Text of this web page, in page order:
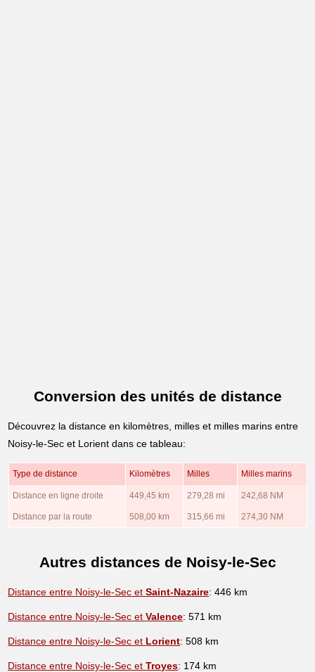
Conversion des unités de distance
Découvrez la distance en kilomètres, milles et milles marins entre
Noisy-le-Sec et Lorient dans ce tableau:
Type de distance Kilomètres Milles Milles marins
Distance en ligne droite 449,45 km 279,28 mi 242,68 NM
Distance par la route 508,00 km 315,66 mi 274,30 NM
Autres distances de Noisy-le-Sec
Distance entre Noisy-le-Sec etSaint-Nazaire: 446 km
Distance entre Noisy-le-Sec etValence: 571 km
Distance entre Noisy-le-Sec et Lorient: 508 km
Distance entre Noisy-le-Sec etTroyes: 174 km